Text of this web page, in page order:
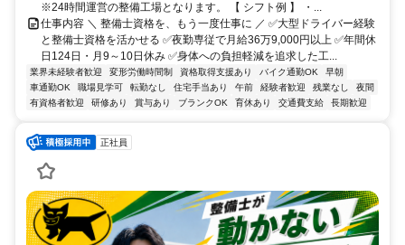
※24時間運営の整備工場となります。 【 シフト例 】 ・...
仕事内容 ＼ 整備士資格を、もう一度仕事に ／ ✅大型ドライバー経験
と整備士資格を活かせる ✅夜勤専従で月給36万9,000円以上 ✅年間休
日124日・月9～10日休み ✅身体への負担軽減を追求した工...
業界未経験者歓迎 変形労働時間制 資格取得支援あり バイク通勤OK
早朝
車通勤OK
職場見学可 転勤なし 住宅手当あり 午前 経験者歓迎 残業なし
夜間
有資格者歓迎
研修あり 賞与あり ブランクOK 育休あり 交通費支給 長期歓迎
正社員